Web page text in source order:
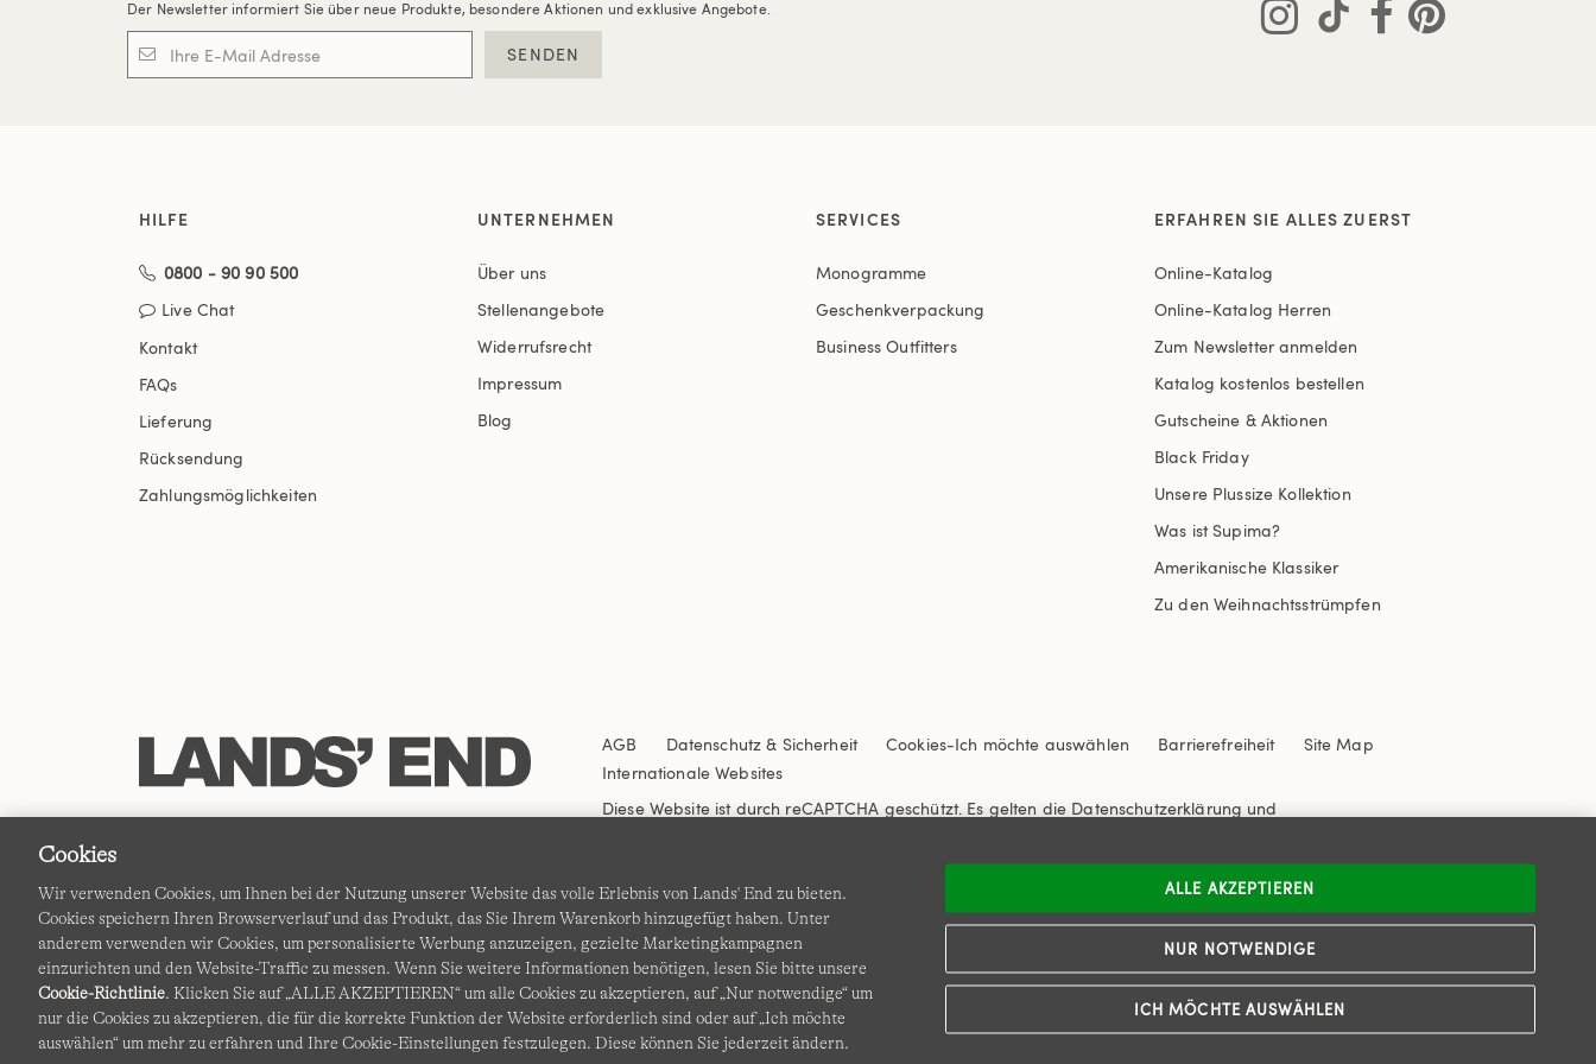
Der Newsletter informiert Sie über neue Produkte, besondere Aktionen und exklusive Angebote.
SENDEN
HILFE
0800 - 90 90 500
Live Chat
Kontakt
FAQs
Lieferung
Rücksendung
Zahlungsmöglichkeiten
UNTERNEHMEN
Über uns
Stellenangebote
Widerrufsrecht
Impressum
Blog
SERVICES
Monogramme
Geschenkverpackung
Business Outfitters
ERFAHREN SIE ALLES ZUERST
Online-Katalog
Online-Katalog Herren
Zum Newsletter anmelden
Katalog kostenlos bestellen
Gutscheine & Aktionen
Black Friday
Unsere Plussize Kollektion
Was ist Supima?
Amerikanische Klassiker
Zu den Weihnachtsstrümpfen
AGB Datenschutz & Sicherheit Cookies-Ich möchte auswählen Barrierefreiheit
Site Map
Internationale Websites
Diese Website ist durch reCAPTCHA geschützt. Es gelten die Datenschutzerklärung und
© COPYRIGHTLANDS' END EUROPE
Cookies
Wir verwenden Cookies, um Ihnen bei der Nutzung unserer Website das volle Erlebnis von Lands' End zu bieten.
Cookies speichern Ihren Browserverlauf und das Produkt, das Sie Ihrem Warenkorb hinzugefügt haben. Unter
anderem verwenden wir Cookies, um personalisierte Werbung anzuzeigen, gezielte Marketingkampagnen
einzurichten und den Website-Traffic zu messen. Wenn Sie weitere Informationen benötigen, lesen Sie bitte unsere
Cookie-Richtlinie. Klicken Sie auf „ALLE AKZEPTIEREN“ um alle Cookies zu akzeptieren, auf „Nur notwendige“ um
nur die Cookies zu akzeptieren, die für die korrekte Funktion der Website erforderlich sind oder auf „Ich möchte
auswählen“ um mehr zu erfahren und Ihre Cookie-Einstellungen festzulegen. Diese können Sie jederzeit ändern.
ICH MÖCHTE AUSWÄHLEN
NUR NOTWENDIGE
ALLE AKZEPTIEREN